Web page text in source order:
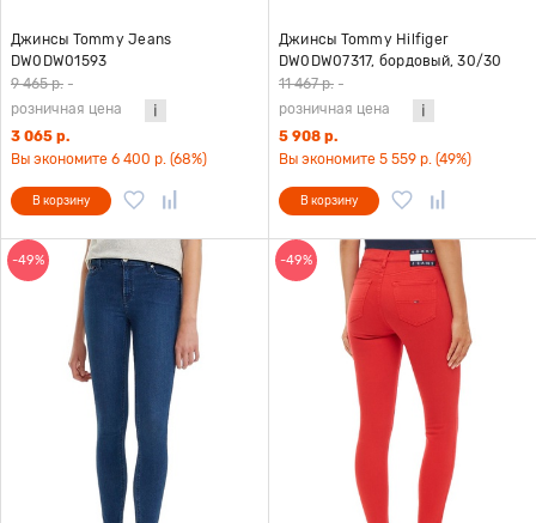
Джинсы Tommy Jeans
DW0DW01593
9 465 р. -
розничная цена
3 065 р.
Вы экономите 6 400 р. (68%)
В корзину
Джинсы Tommy Hilfiger
DW0DW07317, бордовый, 30/30
11 467 р. -
розничная цена
5 908 р.
Вы экономите 5 559 р. (49%)
В корзину
-49% -49%